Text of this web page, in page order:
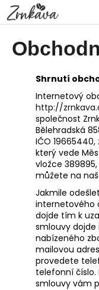
Přejít
na
obsah
Shrnutí
Internetový
http://
společnost
Bělehradská
IČO
který vede
vložce
můžete na
Jakmile
internetového
dojde tím k
smlouvy dojde
nabízeného
mailovou
provedete
telefonní číslo.
smlouvy vám
o